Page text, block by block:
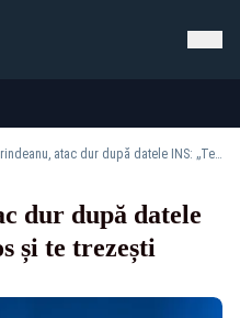
Sorin Grindeanu, atac dur după datele INS: „Te culci sănătos și te trezești mort”
dur după datele
și te trezești